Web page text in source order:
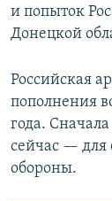
и попыток
Донецкой
Российская
пополнения
года.
сейчас — для
обороны.